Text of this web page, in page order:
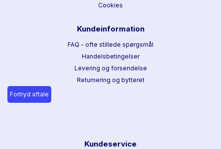
Cookies
Kundeinformation
FAQ - ofte stillede spørgsmål
Handelsbetingelser
Levering og forsendelse
Returnering og bytteret
Fortryd aftale
Kundeservice